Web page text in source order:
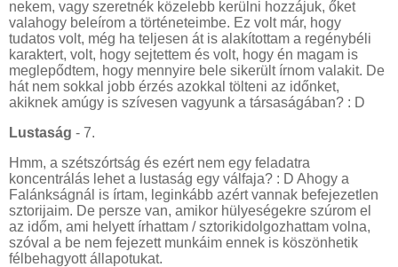
nekem, vagy szeretnék közelebb kerülni hozzájuk, őket
valahogy beleírom a történeteimbe. Ez volt már, hogy
tudatos volt, még ha teljesen át is alakítottam a regénybéli
karaktert, volt, hogy sejtettem és volt, hogy én magam is
meglepődtem, hogy mennyire bele sikerült írnom valakit. De
hát nem sokkal jobb érzés azokkal tölteni az időnket,
akiknek amúgy is szívesen vagyunk a társaságában? : D
Lustaság - 7.
Hmm, a szétszórtság és ezért nem egy feladatra
koncentrálás lehet a lustaság egy válfaja? : D Ahogy a
Falánkságnál is írtam, leginkább azért vannak befejezetlen
sztorijaim. De persze van, amikor hülyeségekre szúrom el
az időm, ami helyett írhattam / sztorikidolgozhattam volna,
szóval a be nem fejezett munkáim ennek is köszönhetik
félbehagyott állapotukat.